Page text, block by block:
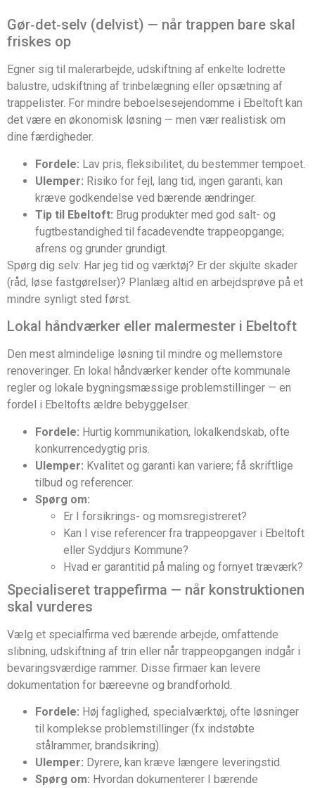
Gør‑det‑selv (delvist) — når trappen bare skal
friskes op
Egner sig til malerarbejde, udskiftning af enkelte lodrette
balustre, udskiftning af trinbelægning eller opsætning af
trappe­lister. For mindre beboelsesejendomme i Ebeltoft kan
det være en økonomisk løsning — men vær realistisk om
dine færdigheder.
Fordele: Lav pris, fleksibilitet, du bestemmer tempoet.
Ulemper: Risiko for fejl, lang tid, ingen garanti, kan
kræve godkendelse ved bærende ændringer.
Tip til Ebeltoft: Brug produkter med god salt- og
fugtbestandighed til facadevendte trappeopgange;
afrens og grunder grundigt.
Spørg dig selv: Har jeg tid og værktøj? Er der skjulte skader
(råd, løse fastgørelser)? Planlæg altid en arbejdsprøve på et
mindre synligt sted først.
Lokal håndværker eller malermester i Ebeltoft
Den mest almindelige løsning til mindre og mellemstore
renoveringer. En lokal håndværker kender ofte kommunale
regler og lokale bygningsmæssige problemstillinger — en
fordel i Ebeltofts ældre bebyggelser.
Fordele: Hurtig kommunikation, lokalkendskab, ofte
konkurrencedygtig pris.
Ulemper: Kvalitet og garanti kan variere; få skriftlige
tilbud og referencer.
Spørg om:
Er I forsikrings- og momsregistreret?
Kan I vise referencer fra trappeopgaver i Ebeltoft
eller Syddjurs Kommune?
Hvad er garantitid på maling og fornyet træværk?
Specialiseret trappefirma — når konstruktionen
skal vurderes
Vælg et specialfirma ved bærende arbejde, omfattende
slibning, udskiftning af trin eller når trappeopgangen indgår i
bevaringsværdige rammer. Disse firmaer kan levere
dokumentation for bæreevne og brandforhold.
Fordele: Høj faglighed, specialværktøj, ofte løsninger
til komplekse problemstillinger (fx indstøbte
stålrammer, brandsikring).
Ulemper: Dyrere, kan kræve længere leveringstid.
Spørg om: Hvordan dokumenterer I bærende